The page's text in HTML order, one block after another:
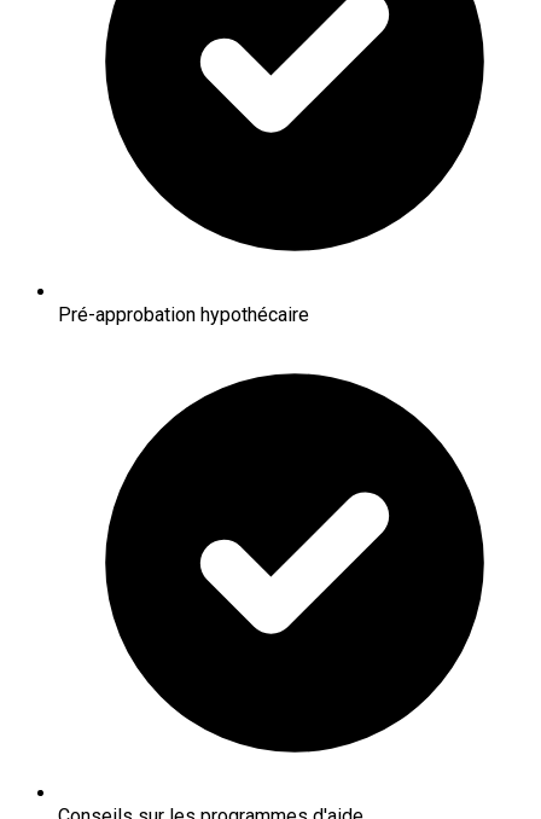
Pré-approbation hypothécaire